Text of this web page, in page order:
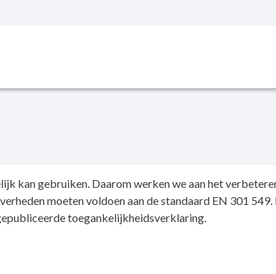
kan gebruiken. Daarom werken we aan het
moeten voldoen aan de standaard EN 301 549.
toegankelijkheidsverklaring.